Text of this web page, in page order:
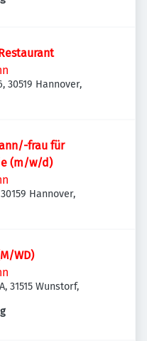
im Restaurant
30519 Hannover,
frau für
(m/w/d)
Hannover,
WD)
31515 Wunstorf,